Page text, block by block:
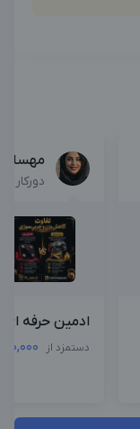
مهسا
دورکاری
ادمین حرفه
دستمزد از